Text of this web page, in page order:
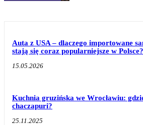
Auta z USA – dlaczego importowane
stają się coraz popularniejsze w Polsce?
15.05.2026
Kuchnia gruzińska we Wrocławiu:
chaczapuri?
25.11.2025